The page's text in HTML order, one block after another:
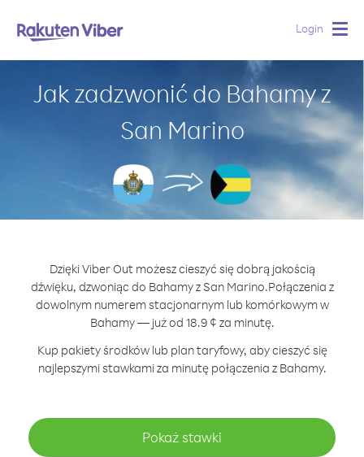
Login
Jak zadzwonić do Bahamy z
San Marino
Dzięki Viber Out możesz cieszyć się dobrą jakością
dźwięku, dzwoniąc do Bahamy z San Marino.Połączenia z
dowolnym numerem stacjonarnym lub komórkowym w
Bahamy — już od 18.9 ¢ za minutę.
Kup pakiety środków lub plan taryfowy, aby cieszyć się
najlepszymi stawkami za minutę połączenia z Bahamy.
Pokaż stawki